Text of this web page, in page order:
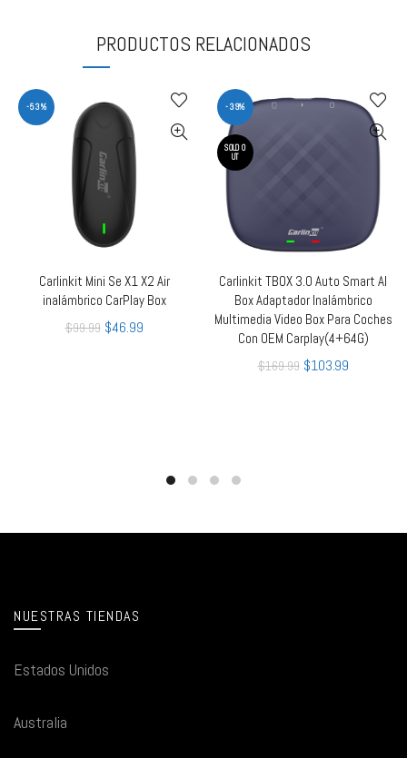
PRODUCTOS RELACIONADOS
-53%
QUICK SHOP
Carlinkit Mini Se X1 X2 Air
inalámbrico CarPlay Box
$99.99 $46.99
-39%
SOLD O
UT
LEER MÁS
Carlinkit TBOX 3.0 Auto Smart AI
Box Adaptador Inalámbrico
Multimedia Video Box Para Coches
Con OEM Carplay(4+64G)
$169.99 $103.99
NUESTRAS TIENDAS
Estados Unidos
Australia